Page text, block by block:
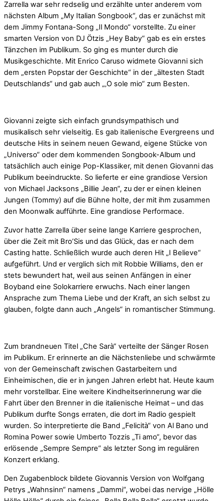
Zarrella war sehr redselig und erzählte unter anderem vom
nächsten Album „My Italian Songbook“, das er zunächst mit
dem Jimmy Fontana-Song „Il Mondo“ vorstellte. Zu einer
smarten Version von DJ Ötzis „Hey Baby“ gab es ein erstes
Tänzchen im Publikum. So ging es munter durch die
Musikgeschichte. Mit Enrico Caruso widmete Giovanni sich
dem „ersten Popstar der Geschichte“ in der „ältesten Stadt
Deutschlands“ und gab auch „‚O sole mio“ zum Besten.
Giovanni zeigte sich einfach grundsympathisch und
musikalisch sehr vielseitig. Es gab italienische Evergreens und
deutsche Hits in seinem neuen Gewand, eigene Stücke von
„Universo“ oder dem kommenden Songbook-Album und
tatsächlich auch einige Pop-Klassiker, mit denen Giovanni das
Publikum beeindruckte. So lieferte er eine grandiose Version
von Michael Jacksons „Billie Jean“, zu der er einen kleinen
Jungen (Tommy) auf die Bühne holte, der mit ihm zusammen
den Moonwalk aufführte. Eine grandiose Performace.
Zuvor hatte Zarrella über seine lange Karriere gesprochen,
über die Zeit mit Bro’Sis und das Glück, das er nach dem
Casting hatte. Schließlich wurde auch deren Hit „I Believe“
aufgeführt. Und er verglich sich mit Robbie Williams, den er
stets bewundert hat, weil aus seinen Anfängen in einer
Boyband eine Solokarriere erwuchs. Nach einer langen
Ansprache zum Thema Liebe und der Kraft, an sich selbst zu
glauben, folgte dann auch „Angels“ in romantischer Stimmung.
Zum brandneuen Titel „Che Sarà“ verteilte der Sänger Rosen
im Publikum. Er erinnerte an die Nächstenliebe und schwärmte
von der Gemeinschaft zwischen Gastarbeitern und
Einheimischen, die er in jungen Jahren erlebt hat. Heute kaum
mehr vorstellbar. Eine weitere Kindheitserinnerung war die
Fahrt über den Brenner in die italienische Heimat – und das
Publikum durfte Songs erraten, die dort im Radio gespielt
wurden. So interpretierte die Band „Felicità“ von Al Bano und
Romina Power sowie Umberto Tozzis „Ti amo“, bevor das
erlösende „Sempre Sempre“ als letzter Song im regulären
Konzert erklang.
Den Zugabenblock bildete Giovannis Version von Wolfgang
Petrys „Wahnsinn“ namens „Dammi“, wobei das nervige „Hölle